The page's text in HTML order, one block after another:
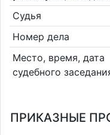
Судья
Номер дела
Место, время, дата
судебного
ПРИКАЗНЫЕ